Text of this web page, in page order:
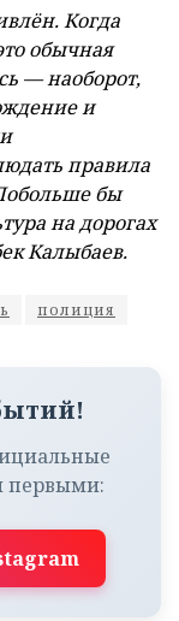
Когда
обычная
— наоборот,
и
правила
бы
на дорогах
Калыбаев.
полиция
первыми: